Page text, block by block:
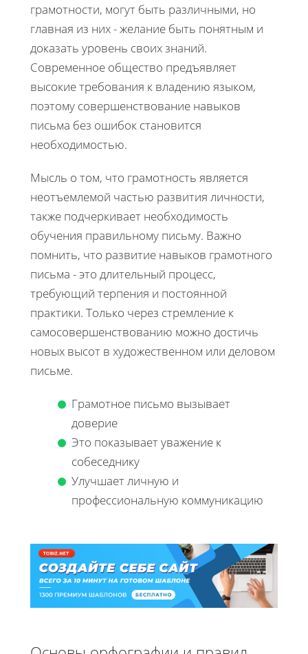
грамотности, могут быть различными, но
главная из них - желание быть понятным и
доказать уровень своих знаний.
Современное общество предъявляет
высокие требования к владению языком,
поэтому совершенствование навыков
письма без ошибок становится
необходимостью.
Мысль о том, что грамотность является
неотъемлемой частью развития личности,
также подчеркивает необходимость
обучения правильному письму. Важно
помнить, что развитие навыков грамотного
письма - это длительный процесс,
требующий терпения и постоянной
практики. Только через стремление к
самосовершенствованию можно достичь
новых высот в художественном или деловом
письме.
Грамотное письмо вызывает
доверие
Это показывает уважение к
собеседнику
Улучшает личную и
профессиональную коммуникацию